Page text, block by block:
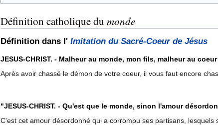
Définition catholique du monde
Définition dans l' Imitation du Sacré-Coeur de Jésus
JESUS-CHRIST. - Malheur au monde, mon fils, malheur au
Après avoir chassé le démon de votre coeur, il vous faut encore
"JESUS-CHRIST. - Qu'est que le monde, sinon l'amour
C'est cet amour désordonné qui a corrompu ses partisans, lesquels